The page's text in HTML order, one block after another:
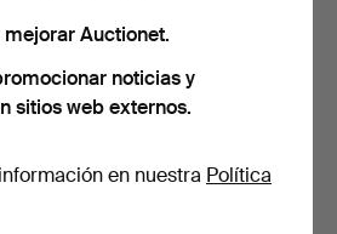
Auctionet.
noticias y
sitios web externos.
en nuestra Política